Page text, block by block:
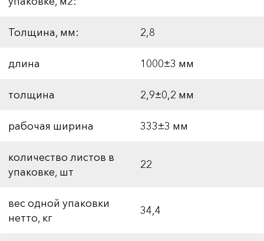
Толщина, мм: 2,8
длина 1000±3 мм
толщина 2,9±0,2 мм
рабочая ширина 333±3 мм
количество листов в
упаковке, шт
22
вес одной упаковки
нетто, кг
34,4